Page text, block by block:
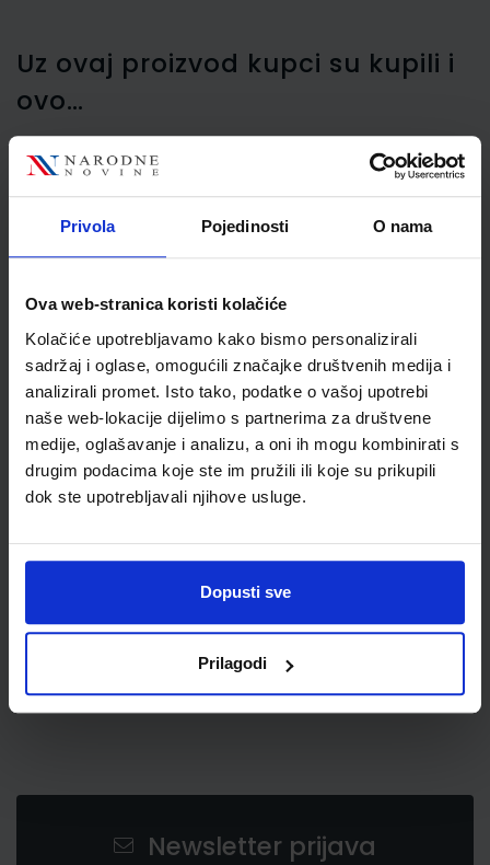
Privola Pojedinosti O nama
Ova web-stranica koristi kolačiće
Kolačiće upotrebljavamo kako bismo personalizirali
sadržaj i oglase, omogućili značajke društvenih medija i
analizirali promet. Isto tako, podatke o vašoj upotrebi
naše web-lokacije dijelimo s partnerima za društvene
medije, oglašavanje i analizu, a oni ih mogu kombinirati s
drugim podacima koje ste im pružili ili koje su prikupili
dok ste upotrebljavali njihove usluge.
Dopusti sve
Prilagodi
Uz ovaj proizvod kupci su kupili i
ovo…
Boca za vodu Maped
7,43 €
Newsletter prijava